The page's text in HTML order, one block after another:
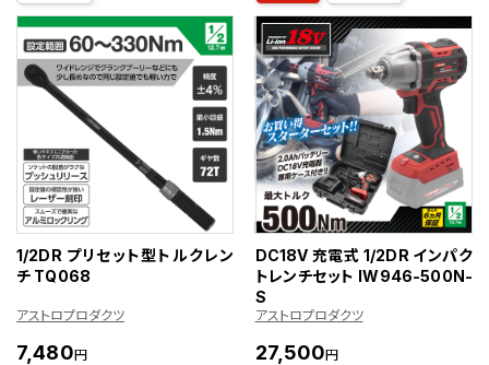
1/2DR プリセット型トルクレン
チ TQ068
アストロプロダクツ
7,480円
DC18V 充電式 1/2DR インパク
トレンチセット IW946-500N-
S
アストロプロダクツ
27,500円